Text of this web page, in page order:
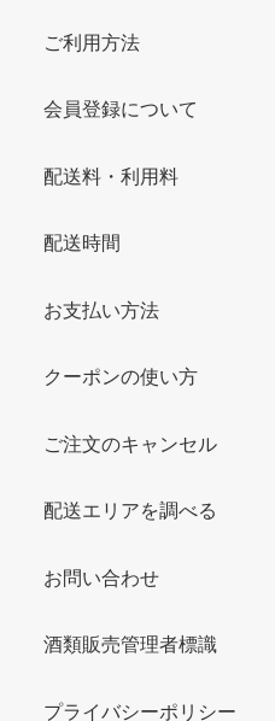
ご利用方法
会員登録について
配送料・利用料
配送時間
お支払い方法
クーポンの使い方
ご注文のキャンセル
配送エリアを調べる
お問い合わせ
酒類販売管理者標識
プライバシーポリシー